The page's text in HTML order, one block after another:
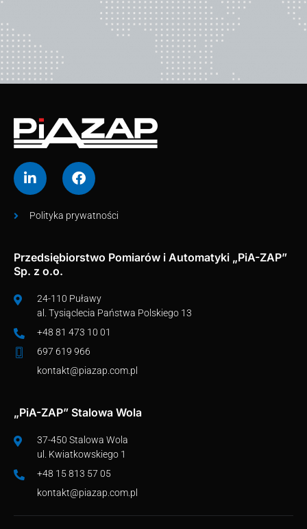
Polityka prywatności
Przedsiębiorstwo Pomiarów i Automatyki „PiA-ZAP”
Sp. z o.o.
24-110 Puławy
al. Tysiąclecia Państwa Polskiego 13
+48 81 473 10 01
697 619 966
kontakt@piazap.com.pl
„PiA-ZAP” Stalowa Wola
37-450 Stalowa Wola
ul. Kwiatkowskiego 1
+48 15 813 57 05
kontakt@piazap.com.pl